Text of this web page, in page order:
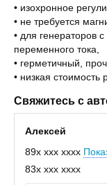
• изохронное
• не требуется
• для генераторов
переменного тока,
• герметичный,
• низкая стоимость
Свяжитесь с
Алексей
89x xxx xxxx
83x xxx xxxx